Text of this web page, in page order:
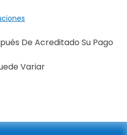
De Acreditado Su Pago
Variar